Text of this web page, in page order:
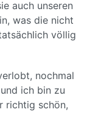
auch unseren
was die nicht
völlig
nochmal
ich bin zu
richtig schön,